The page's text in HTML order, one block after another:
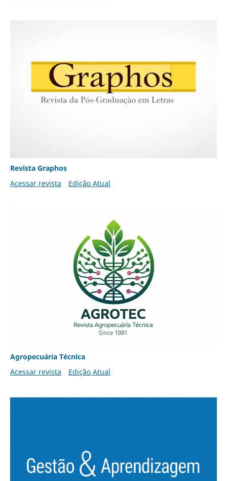
Revista Graphos
Acessar revista
Edição Atual
Agropecuária Técnica
Acessar revista
Edição Atual